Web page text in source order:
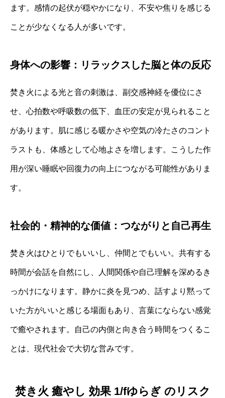
ます。感情の起伏が穏やかになり、不安や焦りを感じる
ことが少なくなる人が多いです。
身体への影響：リラックスした脳と体の反応
焚き火による光と音の刺激は、副交感神経を優位にさ
せ、心拍数や呼吸数の低下、血圧の安定が見られること
があります。肌に感じる暖かさや空気の冷たさのコント
ラストも、体感として心地よさを増します。こうした作
用が深い睡眠や回復力の向上につながる可能性がありま
す。
社会的・精神的な価値：つながりと自己再生
焚き火はひとりでもいいし、仲間とでもいい。共有する
時間が会話を自然にし、人間関係や自己理解を深めるき
っかけになります。静かに炎を見つめ、話すより黙って
いた方がいいと感じる場面もあり、言葉にならない感覚
で癒やされます。自己の内側と向き合う時間をつくるこ
とは、現代社会で大切な営みです。
焚き火 癒やし 効果 1/fゆらぎ のリスク